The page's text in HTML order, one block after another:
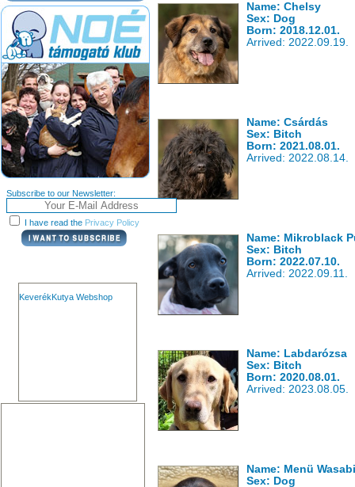
Subscribe to our Newsletter:
I have read the Privacy Policy
KeverékKutya Webshop
Name: Chelsy
Sex: Dog
Born: 2018.12.01.
Arrived: 2022.09.19.
Name: Csárdás
Sex: Bitch
Born: 2021.08.01.
Arrived: 2022.08.14.
Name: Mikroblack
Sex: Bitch
Born: 2022.07.10.
Arrived: 2022.09.11.
Name: Labdarózsa
Sex: Bitch
Born: 2020.08.01.
Arrived: 2023.08.05.
Name: Menü Wasabi
Sex: Dog